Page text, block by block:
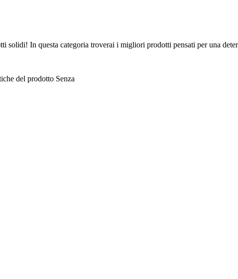
In questa categoria troverai i migliori prodotti pensati per una
del prodotto Senza